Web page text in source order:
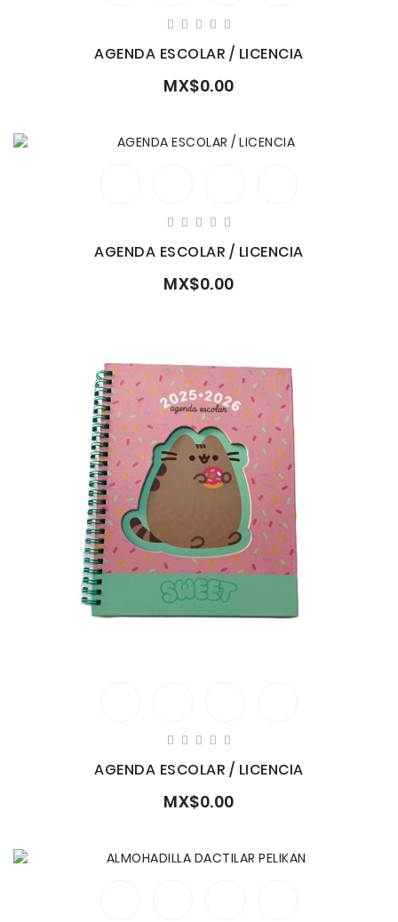
AGENDA ESCOLAR / LICENCIA
MX$0.00
AGENDA ESCOLAR / LICENCIA
MX$0.00
AGENDA ESCOLAR / LICENCIA
MX$0.00